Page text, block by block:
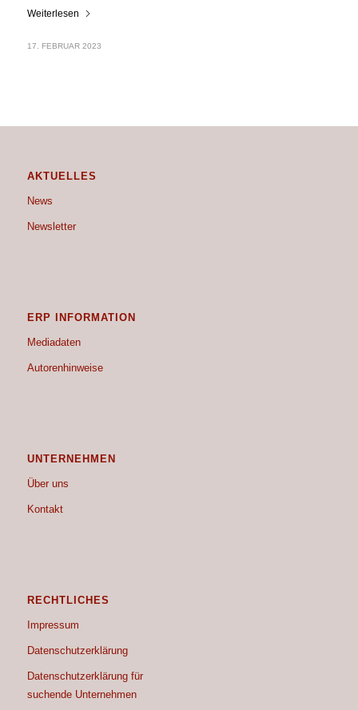
Weiterlesen
17. FEBRUAR 2023
AKTUELLES
News
Newsletter
ERP INFORMATION
Mediadaten
Autorenhinweise
UNTERNEHMEN
Über uns
Kontakt
RECHTLICHES
Impressum
Datenschutzerklärung
Datenschutzerklärung für
suchende Unternehmen